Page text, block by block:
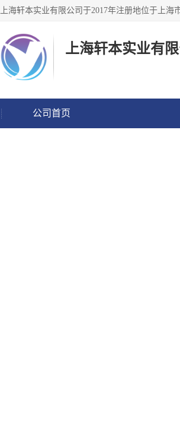
上海轩本实业有
公司首页